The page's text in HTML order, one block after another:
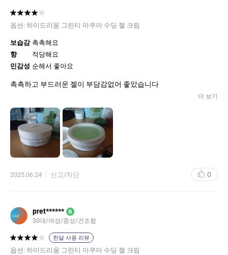
옵션: 하이드리움 그린티 아쿠아 수딩 젤 크림
보습감 촉촉해요
향
적당해요
민감성 순해서 좋아요
촉촉하고 부드러운 젤이 부담감없어 좋았습니다
더 보기
2025.06.24 신고/차단 0
pret****** B
30대/여성/중성/건조함
한달 사용 리뷰
옵션: 하이드리움 그린티 아쿠아 수딩 젤 크림